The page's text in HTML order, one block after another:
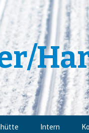
Intern